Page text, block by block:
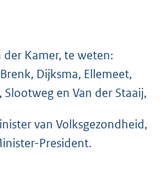
Kamer, te weten:
Dijksma, Ellemeet,
Slootweg en Van der Staaij,
van Volksgezondheid,
President.